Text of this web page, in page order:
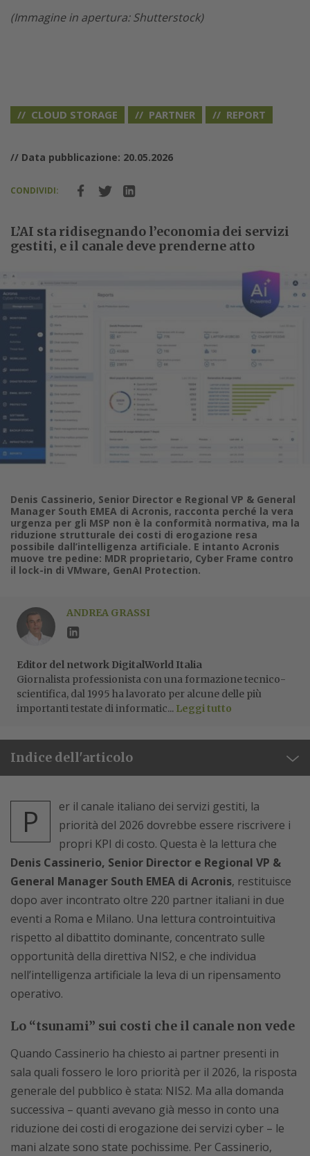
(Immagine in apertura: Shutterstock)
CLOUD STORAGE PARTNER REPORT
// Data pubblicazione: 20.05.2026
CONDIVIDI:
L’AI sta ridisegnando l’economia dei servizi
gestiti, e il canale deve prenderne atto
Denis Cassinerio, Senior Director e Regional VP & General
Manager South EMEA di Acronis, racconta perché la vera
urgenza per gli MSP non è la conformità normativa, ma la
riduzione strutturale dei costi di erogazione resa
possibile dall’intelligenza artificiale. E intanto Acronis
muove tre pedine: MDR proprietario, Cyber Frame contro
il lock-in di VMware, GenAI Protection.
ANDREA GRASSI
Editor del network DigitalWorld Italia
Giornalista professionista con una formazione tecnico-
scientifica, dal 1995 ha lavorato per alcune delle più
importanti testate di informatic... Leggi tutto
Indice dell'articolo
P
er il canale italiano dei servizi gestiti, la
priorità del 2026 dovrebbe essere riscrivere i
propri KPI di costo. Questa è la lettura che
Denis Cassinerio, Senior Director e Regional VP &
General Manager South EMEA di Acronis, restituisce
dopo aver incontrato oltre 220 partner italiani in due
eventi a Roma e Milano. Una lettura controintuitiva
rispetto al dibattito dominante, concentrato sulle
opportunità della direttiva NIS2, e che individua
nell’intelligenza artificiale la leva di un ripensamento
operativo.
Lo “tsunami” sui costi che il canale non vede
Quando Cassinerio ha chiesto ai partner presenti in
sala quali fossero le loro priorità per il 2026, la risposta
generale del pubblico è stata: NIS2. Ma alla domanda
successiva – quanti avevano già messo in conto una
riduzione dei costi di erogazione dei servizi cyber – le
mani alzate sono state pochissime. Per Cassinerio,